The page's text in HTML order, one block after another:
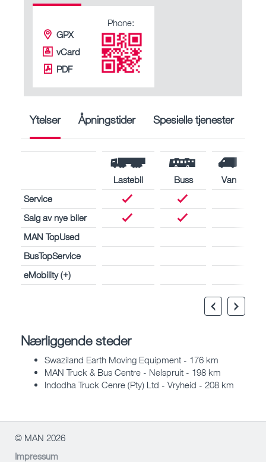
GPX
vCard
PDF
Phone:
Ytelser Åpningstider Spesielle tjenester
Lastebil Buss
Van
Service
Salg av nye biler
MAN TopUsed
BusTopService
eMobility (+)
Nærliggende steder
Swaziland Earth Moving Equipment - 176 km
MAN Truck & Bus Centre - Nelspruit - 198 km
Indodha Truck Cenre (Pty) Ltd - Vryheid - 208 km
© MAN 2026
Impressum